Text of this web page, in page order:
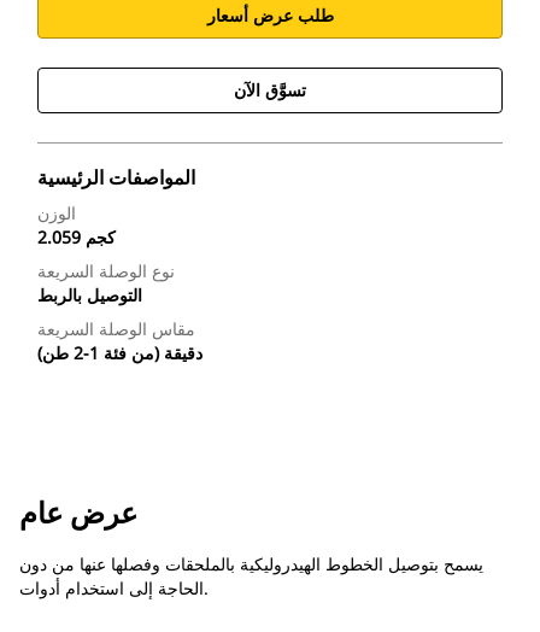
طلب عرض أسعار
تسوَّق الآن
المواصفات الرئيسية
الوزن
2.059 كجم
نوع الوصلة السريعة
التوصيل بالربط
مقاس الوصلة السريعة
دقيقة (من فئة 1-2 طن)
عرض عام
يسمح بتوصيل الخطوط الهيدروليكية بالملحقات وفصلها عنها من دون
الحاجة إلى استخدام أدوات.